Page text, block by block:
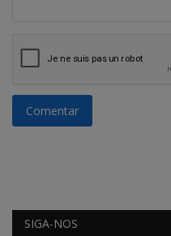
Comentar
SIGA-NOS